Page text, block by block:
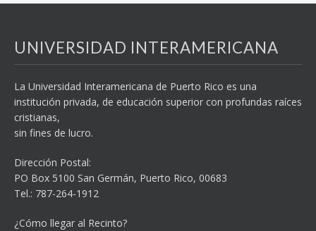
UNIVERSIDAD INTERAMERICANA
La Universidad Interamericana de Puerto Rico es una
institución privada, de educación superior con profundas raíces
cristianas,
sin fines de lucro.
Dirección Postal:
PO Box 5100 San Germán, Puerto Rico, 00683
Tel.: 787-264-1912
¿Cómo llegar al Recinto?